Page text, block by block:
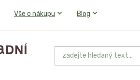
Vše o nákupu Blog